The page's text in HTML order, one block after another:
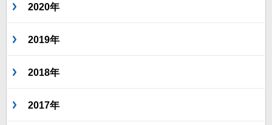
2020年
2019年
2018年
2017年